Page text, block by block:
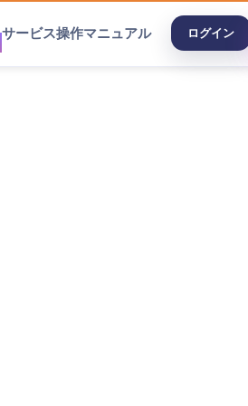
サービス操作マニュアル ログイン